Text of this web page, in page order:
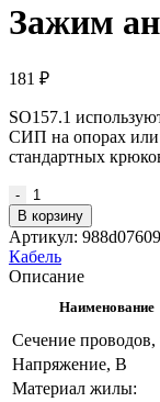
Зажим
181 ₽
SO157.1
СИП на опорах или
стандартных
В корзину
Артикул:
Кабель
Описание
Наименование
Сечение проводов,
Напряжение, В
Материал жилы: